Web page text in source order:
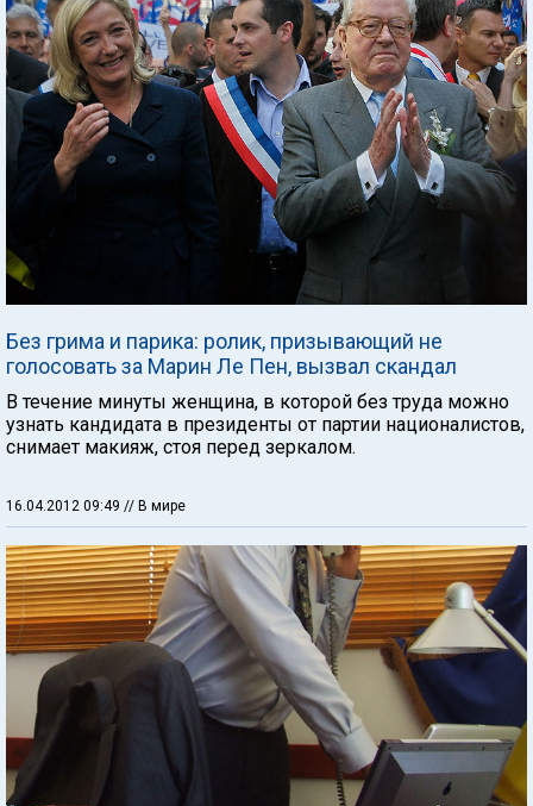
Без грима и парика: ролик, призывающий не
голосовать за Марин Ле Пен, вызвал скандал
В течение минуты женщина, в которой без труда можно
узнать кандидата в президенты от партии националистов,
снимает макияж, стоя перед зеркалом.
16.04.2012 09:49 // В мире